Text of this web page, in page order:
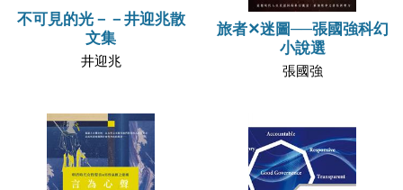
不可見的光－－井迎兆散
文集
井迎兆
旅者✕迷圖──張國強科幻
小說選
張國強